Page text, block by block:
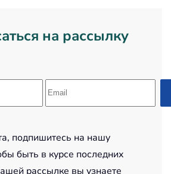
на рассылку
подпишитесь на нашу
быть в курсе последних
рассылке вы узнаете